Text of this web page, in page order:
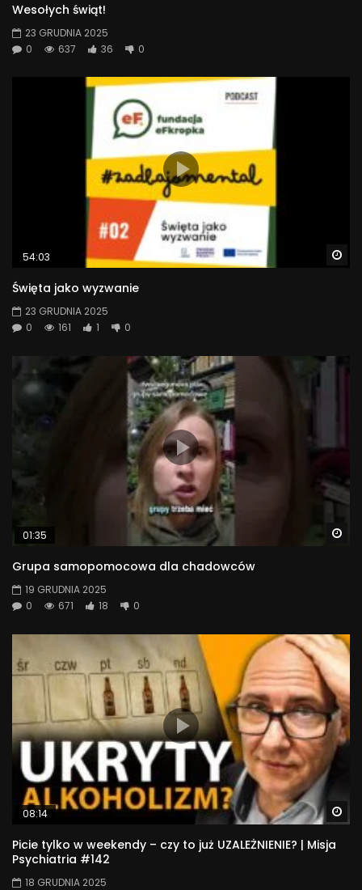
Wesołych świąt!
23 GRUDNIA 2025
0
637 36 0
54:03
Święta jako wyzwanie
23 GRUDNIA 2025
0
161 1 0
01:35
Grupa samopomocowa dla chadowców
19 GRUDNIA 2025
0
671 18 0
08:14
Picie tylko w weekendy – czy to już UZALEŻNIENIE? | Misja
Psychiatria #142
18 GRUDNIA 2025